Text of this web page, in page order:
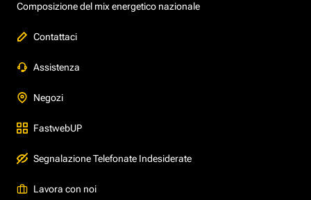
Composizione del mix energetico nazionale
Contattaci
Assistenza
Negozi
FastwebUP
Segnalazione Telefonate Indesiderate
Lavora con noi